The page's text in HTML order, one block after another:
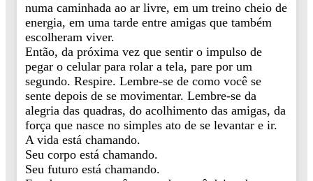
numa caminhada ao ar livre, em um treino cheio de
energia, em uma tarde entre amigas que também
escolheram viver.
Então, da próxima vez que sentir o impulso de
pegar o celular para rolar a tela, pare por um
segundo. Respire. Lembre-se de como você se
sente depois de se movimentar. Lembre-se da
alegria das quadras, do acolhimento das amigas, da
força que nasce no simples ato de se levantar e ir.
A vida está chamando.
Seu corpo está chamando.
Seu futuro está chamando.